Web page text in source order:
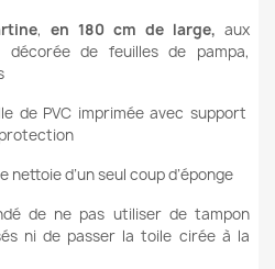
, en 180 cm de large, aux
de feuilles de pampa,
de PVC imprimée avec support
d’un seul coup d’éponge
de ne pas utiliser de tampon
ni de passer la toile cirée à la